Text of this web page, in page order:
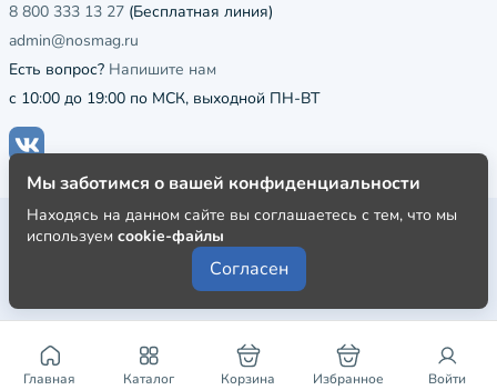
Главная Каталог Корзина Избранное Войти
8 800 333 13 27 (Бесплатная линия)
admin@nosmag.ru
Есть вопрос? Напишите нам
с 10:00 до 19:00 по МСК, выходной ПН-ВТ
Публичная оферта
Пользовательское соглашение
Политика конфиденциальности
Мы заботимся о вашей конфиденциальности
Находясь на данном сайте вы соглашаетесь с тем, что мы
используем cookie-файлы
Согласен